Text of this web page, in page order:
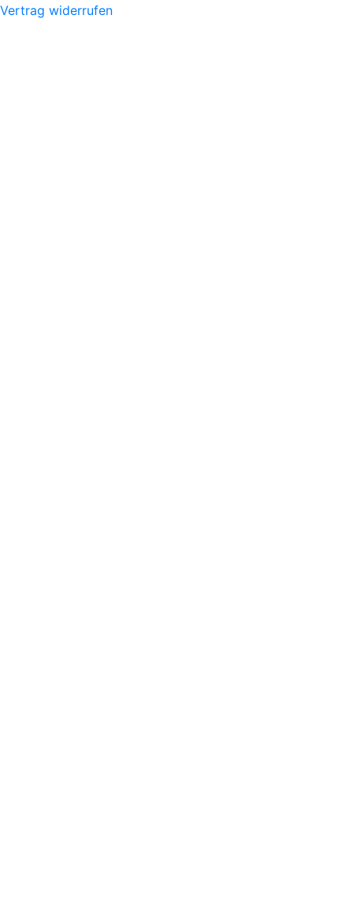
Vertrag widerrufen